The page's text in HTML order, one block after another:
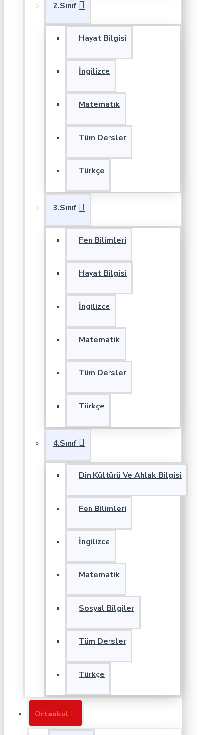
2.Sınıf
Hayat Bilgisi
İngilizce
Matematik
Tüm Dersler
Türkçe
3.Sınıf
Fen Bilimleri
Hayat Bilgisi
İngilizce
Matematik
Tüm Dersler
Türkçe
4.Sınıf
Din Kültürü Ve Ahlak Bilgisi
Fen Bilimleri
İngilizce
Matematik
Sosyal Bilgiler
Tüm Dersler
Türkçe
Ortaokul